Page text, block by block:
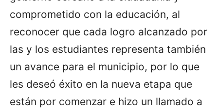
comprometido con la educación, al
reconocer que cada logro alcanzado por
las y los estudiantes representa también
un avance para el municipio, por lo que
les deseó éxito en la nueva etapa que
están por comenzar e hizo un llamado a